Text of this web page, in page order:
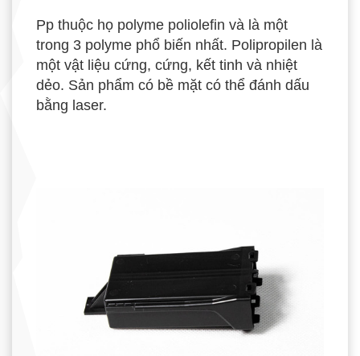
Pp thuộc họ polyme poliolefin và là một
trong 3 polyme phổ biến nhất. Polipropilen là
một vật liệu cứng, cứng, kết tinh và nhiệt
dẻo. Sản phẩm có bề mặt có thể đánh dấu
bằng laser.